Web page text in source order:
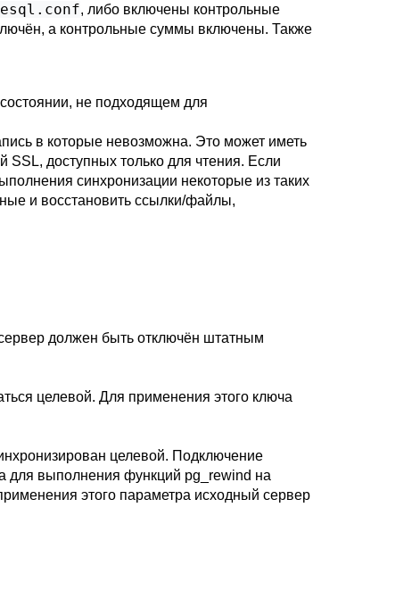
, либо включены контрольные
а контрольные суммы включены. Также
не подходящем для
в которые невозможна. Это может иметь
доступных только для чтения. Если
синхронизации некоторые из таких
и восстановить ссылки/файлы,
должен быть отключён штатным
целевой. Для применения этого ключа
целевой. Подключение
для выполнения функций pg_rewind на
этого параметра исходный сервер